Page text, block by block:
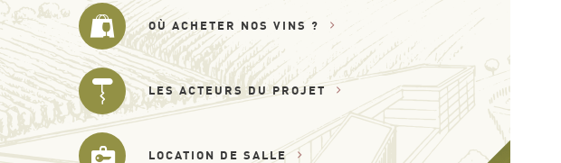
OÙ ACHETER NOS VINS ?
LES ACTEURS DU PROJET
LOCATION DE SALLE